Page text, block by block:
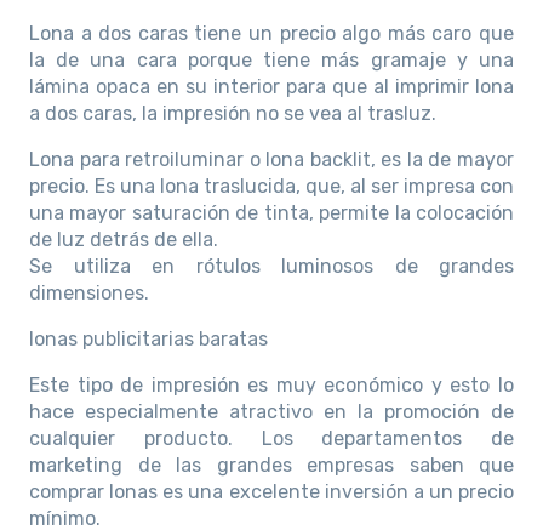
Lona a dos caras tiene un precio algo más caro que
la de una cara porque tiene más gramaje y una
lámina opaca en su interior para que al imprimir lona
a dos caras, la impresión no se vea al trasluz.
Lona para retroiluminar o lona backlit, es la de mayor
precio. Es una lona traslucida, que, al ser impresa con
una mayor saturación de tinta, permite la colocación
de luz detrás de ella.
Se utiliza en rótulos luminosos de grandes
dimensiones.
lonas publicitarias baratas
Este tipo de impresión es muy económico y esto lo
hace especialmente atractivo en la promoción de
cualquier producto. Los departamentos de
marketing de las grandes empresas saben que
comprar lonas es una excelente inversión a un precio
mínimo.